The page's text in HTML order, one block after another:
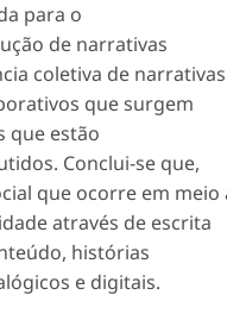
para o
de narrativas
coletiva de narrativas
que surgem
que estão
Conclui-se que,
que ocorre em meio
através de escrita
histórias
e digitais.